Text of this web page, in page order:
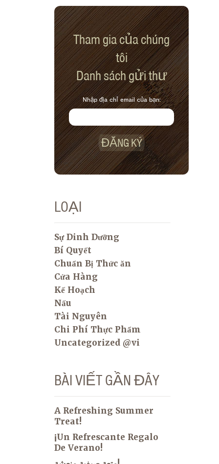
Tham gia của chúng
tôi
Danh sách gửi thư
Nhập địa chỉ email của bạn:
ĐĂNG KÝ
LOẠI
Sự Dinh Dưỡng
Bí Quyết
Chuẩn Bị Thức ăn
Cửa Hàng
Kế Hoạch
Nấu
Tài Nguyên
Chi Phí Thực Phẩm
Uncategorized @vi
BÀI VIẾT GẦN ĐÂY
A Refreshing Summer
Treat!
¡Un Refrescante Regalo
De Verano!